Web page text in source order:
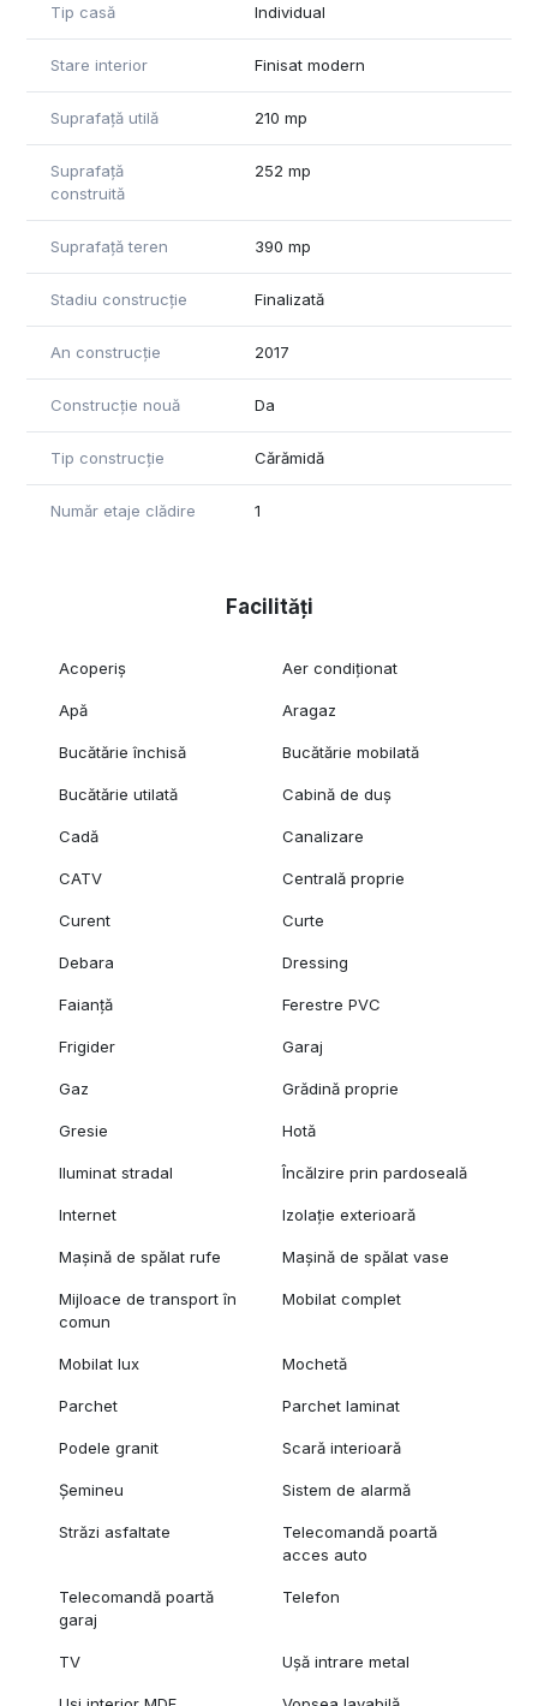
Tip casă Individual
Stare interior Finisat modern
Suprafață utilă 210 mp
Suprafață
construită
252 mp
Suprafață teren 390 mp
Stadiu construcție Finalizată
An construcție 2017
Construcție nouă Da
Tip construcție Cărămidă
Număr etaje clădire 1
Facilități
Acoperiș Aer condiționat
Apă Aragaz
Bucătărie închisă Bucătărie mobilată
Bucătărie utilată Cabină de duș
Cadă Canalizare
CATV Centrală proprie
Curent Curte
Debara Dressing
Faianță Ferestre PVC
Frigider Garaj
Gaz Grădină proprie
Gresie Hotă
Iluminat stradal Încălzire prin pardoseală
Internet Izolație exterioară
Mașină de spălat rufe Mașină de spălat vase
Mijloace de transport în
comun
Mobilat complet
Mobilat lux Mochetă
Parchet Parchet laminat
Podele granit Scară interioară
Șemineu Sistem de alarmă
Străzi asfaltate
Telecomandă poartă
acces auto
Telecomandă poartă
garaj
Telefon
TV Ușă intrare metal